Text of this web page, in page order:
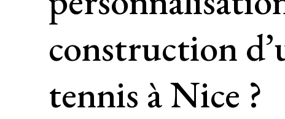
construction
tennis à Nice ?